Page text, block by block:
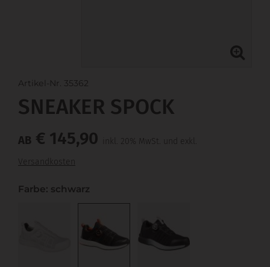
Artikel-Nr. 35362
SNEAKER SPOCK
AB € 145,90
inkl. 20% MwSt. und exkl.
Versandkosten
Farbe: schwarz